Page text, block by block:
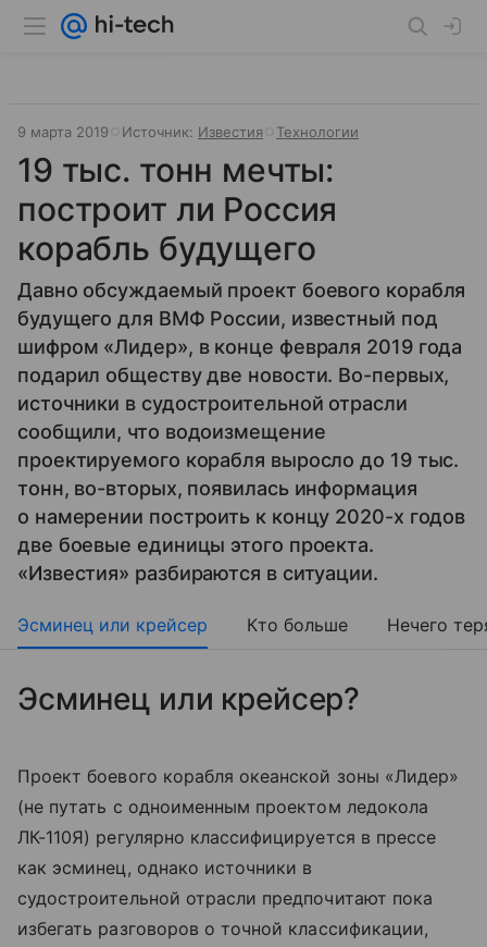
9 марта 2019 Источник: Известия Технологии
19 тыс. тонн мечты:
построит ли Россия
корабль будущего
Давно обсуждаемый проект боевого корабля
будущего для ВМФ России, известный под
шифром «Лидер», в конце февраля 2019 года
подарил обществу две новости. Во-первых,
источники в судостроительной отрасли
сообщили, что водоизмещение
проектируемого корабля выросло до 19 тыс.
тонн, во-вторых, появилась информация
о намерении построить к концу 2020-х годов
две боевые единицы этого проекта.
«Известия» разбираются в ситуации.
Эсминец или крейсер Кто больше Нечего
Эсминец или крейсер?
Проект боевого корабля океанской зоны «Лидер»
(не путать с одноименным проектом ледокола
ЛК-110Я) регулярно классифицируется в прессе
как эсминец, однако источники в
судостроительной отрасли предпочитают пока
избегать разговоров о точной классификации,